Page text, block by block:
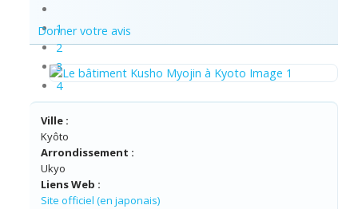
1
2
3
4
5
Donner votre avis
Ville :
Kyôto
Arrondissement :
Ukyo
Liens Web :
Site officiel (en japonais)